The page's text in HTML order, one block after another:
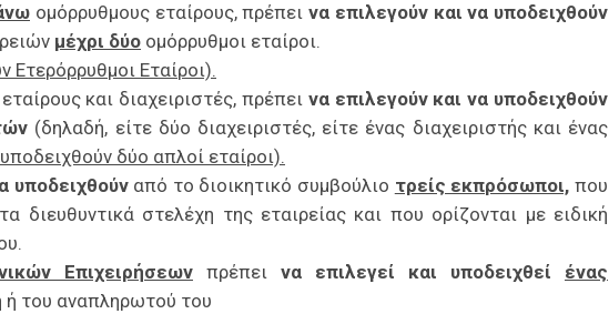
ομόρρυθμους εταίρους, πρέπει να επιλεγούν και να υποδειχθούν
μέχρι δύο ομόρρυθμοι εταίροι.
Ετερόρρυθμοι Εταίροι).
και διαχειριστές, πρέπει να επιλεγούν και να υποδειχθούν
(δηλαδή, είτε δύο διαχειριστές, είτε ένας διαχειριστής και ένας
δύο απλοί εταίροι).
υποδειχθούναπό το διοικητικό συμβούλιο τρείς εκπρόσωποι, που
διευθυντικά στελέχη της εταιρείας και που ορίζονται με ειδική
Επιχειρήσεων πρέπει να επιλεγεί και υποδειχθεί ένας
ή του αναπληρωτού του